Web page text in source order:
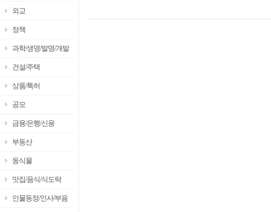
외교
정책
과학/생명/발명/개발
건설/주택
상품/특허
공모
금융/은행/신용
부동산
동식물
맛집/음식/식도락
인물동정/인사/부음